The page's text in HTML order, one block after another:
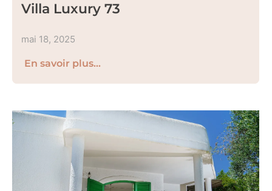
Villa Luxury 73
mai 18, 2025
En savoir plus...